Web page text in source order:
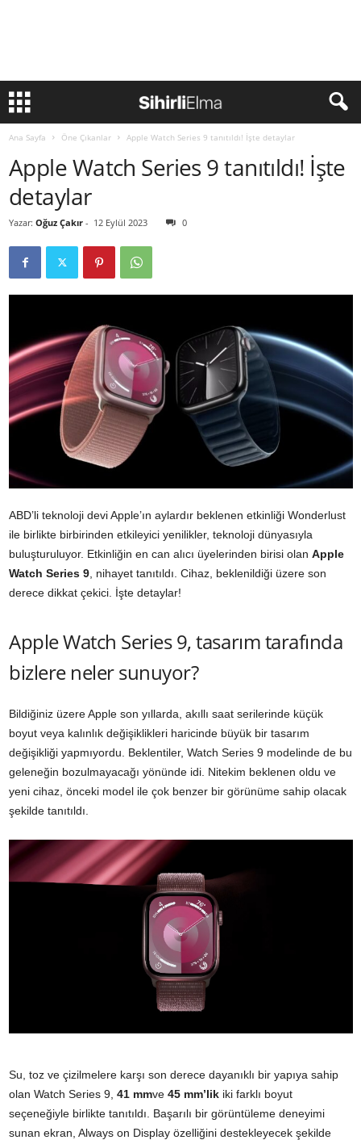
Ana Sayfa Öne Çıkanlar Apple Watch Series 9 tanıtıldı! İşte detaylar
Apple Watch Series 9 tanıtıldı! İşte
detaylar
Yazar: Oğuz Çakır - 12 Eylül 2023 0
ABD’li teknoloji devi Apple’ın aylardır beklenen etkinliği Wonderlust
ile birlikte birbirinden etkileyici yenilikler, teknoloji dünyasıyla
buluşturuluyor. Etkinliğin en can alıcı üyelerinden birisi olan Apple
Watch Series 9 , nihayet tanıtıldı. Cihaz, beklenildiği üzere son
derece dikkat çekici. İşte detaylar!
Apple Watch Series 9, tasarım tarafında
bizlere neler sunuyor?
Bildiğiniz üzere Apple son yıllarda, akıllı saat serilerinde küçük
boyut veya kalınlık değişiklikleri haricinde büyük bir tasarım
değişikliği yapmıyordu. Beklentiler, Watch Series 9 modelinde de bu
geleneğin bozulmayacağı yönünde idi. Nitekim beklenen oldu ve
yeni cihaz, önceki model ile çok benzer bir görünüme sahip olacak
şekilde tanıtıldı.
Su, toz ve çizilmelere karşı son derece dayanıklı bir yapıya sahip
olan Watch Series 9, 41 mmve 45 mm’lik iki farklı boyut
seçeneğiyle birlikte tanıtıldı. Başarılı bir görüntüleme deneyimi
sunan ekran, Always on Display özelliğini destekleyecek şekilde